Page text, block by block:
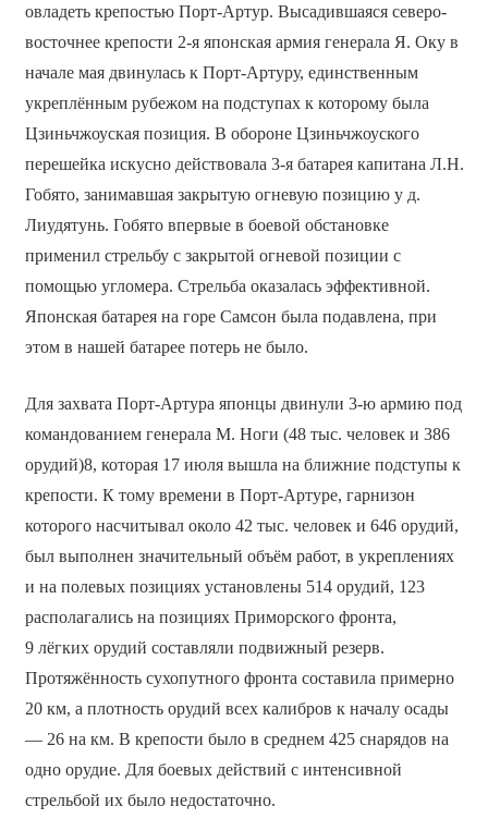
овладеть крепостью Порт-Артур. Высадившаяся северо-
восточнее крепости 2-я японская армия генерала Я. Оку в
начале мая двинулась к Порт-Артуру, единственным
укреплённым рубежом на подступах к которому была
Цзиньчжоуская позиция. В обороне Цзиньчжоуского
перешейка искусно действовала 3-я батарея капитана Л.Н.
Гобято, занимавшая закрытую огневую позицию у д.
Лиудятунь. Гобято впервые в боевой обстановке
применил стрельбу с закрытой огневой позиции с
помощью угломера. Стрельба оказалась эффективной.
Японская батарея на горе Самсон была подавлена, при
этом в нашей батарее потерь не было.
Для захвата Порт-Артура японцы двинули 3-ю армию под
командованием генерала М. Ноги (48 тыс. человек и 386
орудий)8, которая 17 июля вышла на ближние подступы к
крепости. К тому времени в Порт-Артуре, гарнизон
которого насчитывал около 42 тыс. человек и 646 орудий,
был выполнен значительный объём работ, в укреплениях
и на полевых позициях установлены 514 орудий, 123
располагались на позициях Приморского фронта,
9 лёгких орудий составляли подвижный резерв.
Протяжённость сухопутного фронта составила примерно
20 км, а плотность орудий всех калибров к началу осады
— 26 на км. В крепости было в среднем 425 снарядов на
одно орудие. Для боевых действий с интенсивной
стрельбой их было недостаточно.